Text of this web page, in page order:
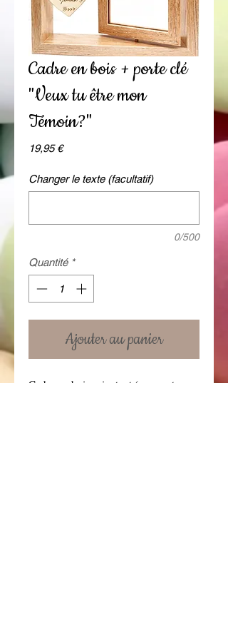
Cadre en bois + porte clé
"Veux tu être mon
Témoin?"
19,95 €Prix
Changer le texte (facultatif)
0/500
Quantité *
Ajouter au panier
Cadre en bois pivotant (pouvant